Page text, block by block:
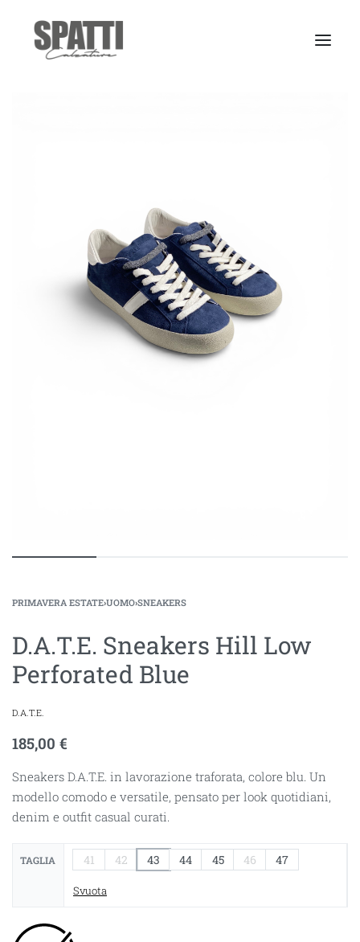
PRIMAVERA ESTATE›UOMO›SNEAKERS
D.A.T.E. Sneakers Hill Low
Perforated Blue
D.A.T.E.
185,00 €
Sneakers D.A.T.E. in lavorazione traforata, colore blu. Un
modello comodo e versatile, pensato per look quotidiani,
denim e outfit casual curati.
TAGLIA 41 42 43 44 45 46 47
Svuota